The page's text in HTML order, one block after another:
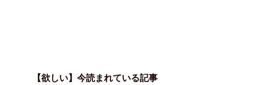
【欲しい】今読まれている記事